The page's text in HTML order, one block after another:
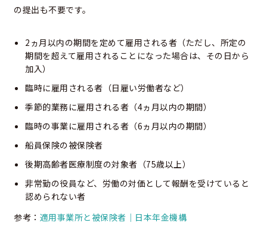
の提出も不要です。
2ヵ月以内の期間を定めて雇用される者（ただし、所定の
期間を超えて雇用されることになった場合は、その日から
加入）
臨時に雇用される者（日雇い労働者など）
季節的業務に雇用される者（4ヵ月以内の期間）
臨時の事業に雇用される者（6ヵ月以内の期間）
船員保険の被保険者
後期高齢者医療制度の対象者（75歳以上）
非常勤の役員など、労働の対価として報酬を受けていると
認められない者
参考： 適用事業所と被保険者｜日本年金機構